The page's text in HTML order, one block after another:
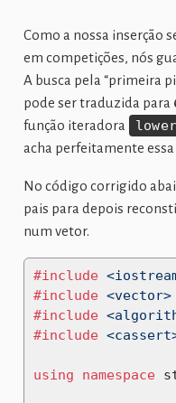
Como a nossa inserção
em competições, nós
A busca pela “primeira
pode ser traduzida para
função iteradora
acha perfeitamente
No código corrigido
pais para depois
num vetor.
#include
#include <vector>
#include
#include
using namespace